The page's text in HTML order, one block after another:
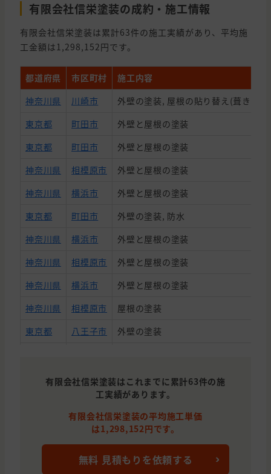
有限会社信栄塗装の成約・施工情報
有限会社信栄塗装は累計63件の施工実績があり、平均施
工金額は1,298,152円です。
都道府県 市区町村
施工内容
神奈川県
川崎市
外壁の塗装, 屋根の貼り替え(葺き替
東京都
町田市
外壁と屋根の塗装
東京都
町田市
外壁と屋根の塗装
神奈川県
相模原市
外壁と屋根の塗装
神奈川県
横浜市
外壁と屋根の塗装
東京都
町田市
外壁の塗装, 防水
神奈川県
横浜市
外壁と屋根の塗装
神奈川県
相模原市
外壁と屋根の塗装
神奈川県
横浜市
外壁と屋根の塗装
神奈川県
相模原市
屋根の塗装
東京都
八王子市
外壁の塗装
東京都
町田市
外壁の塗装
相模原市
屋根の塗装
川崎市
外壁と屋根の塗装
神奈川県
横浜市
外壁と屋根の塗装
神奈川県
有限会社信栄塗装はこれまでに累計63件の施
工実績があります。
有限会社信栄塗装の平均施工単価
は1,298,152円です。
無料 見積もりを依頼する